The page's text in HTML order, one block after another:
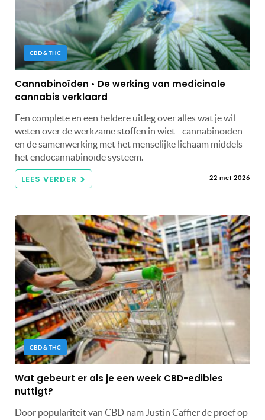
CBD & THC
Cannabinoïden • De werking van medicinale
cannabis verklaard
Een complete en een heldere uitleg over alles wat je wil
weten over de werkzame stoffen in wiet - cannabinoïden -
en de samenwerking met het menselijke lichaam middels
het endocannabinoïde systeem.
LEES VERDER 22 mei 2026
CBD & THC
Wat gebeurt er als je een week CBD-edibles
nuttigt?
Door populariteit van CBD nam Justin Caffier de proef op